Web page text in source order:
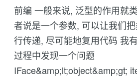
前编 一般来说, 泛型的作用就
者说是一个参数, 可以让我们
行传递, 尽可能地复用代码 我
过程中发现一个问题
IFace&amp;lt;object&amp;gt;